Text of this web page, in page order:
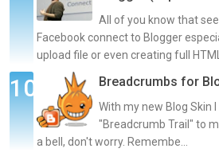
All of you know that
Facebook connect to Blogger
upload file or even creating full
Breadcrumbs for
With my new Blog Skin
"Breadcrumb Trail" to
a bell, don't worry. Remembe...